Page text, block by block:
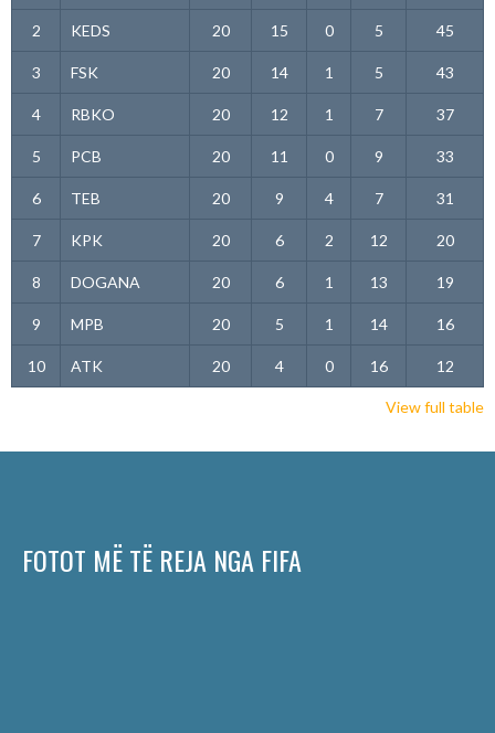
2 KEDS 20 15 0 5 45
3 FSK 20 14 1 5 43
4 RBKO 20 12 1 7 37
5 PCB 20 11 0 9 33
6 TEB 20 9 4 7 31
7 KPK 20 6 2 12 20
8 DOGANA 20 6 1 13 19
9 MPB 20 5 1 14 16
10 ATK 20 4 0 16 12
View full table
FOTOT MË TË REJA NGA FIFA